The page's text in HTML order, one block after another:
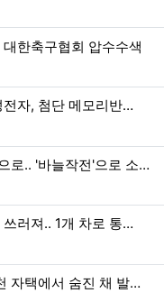
한축구협회 압수수색
자, 첨단 메모리반…
.. '바늘작전'으로 소탕
러져.. 1개 차로 통…
자택에서 숨진 채 발…